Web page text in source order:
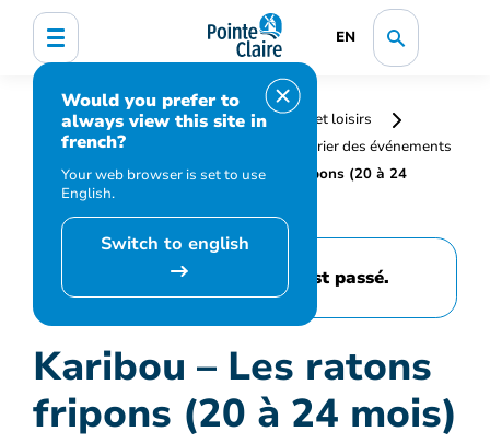
EN
Would you prefer to
always view this site in
french?
Your web browser is set to use
English.
Switch to english
Accueil
Bibliothèque, culture, sports et loisirs
Programmation et inscription
Calendrier des événements
et activités
Karibou – Les ratons fripons (20 à 24
mois)
Cet événement est passé.
Karibou – Les ratons
fripons (20 à 24 mois)